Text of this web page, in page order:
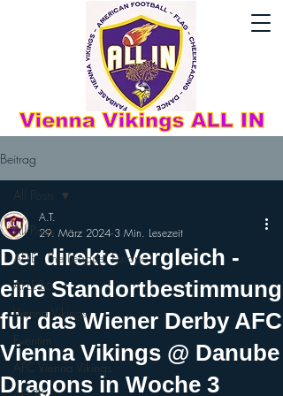
Beitrag
All Posts
AFLE - The League: Europe
AFLE26
Vienna Vikings
Eventim
AFC Vienna Vikings
All Posts
Der direkte Vergleich -
eine Standortbestimmung
für das Wiener Derby AFC
Vienna Vikings @ Danube
Dragons in Woche 3
A.T.
29. März 2024 3 Min. Lesezeit